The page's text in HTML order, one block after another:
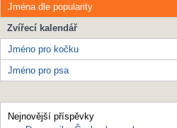
Jména dle popularity
Zvířecí kalendář
Jméno pro kočku
Jméno pro psa
Nejnovější příspěvky